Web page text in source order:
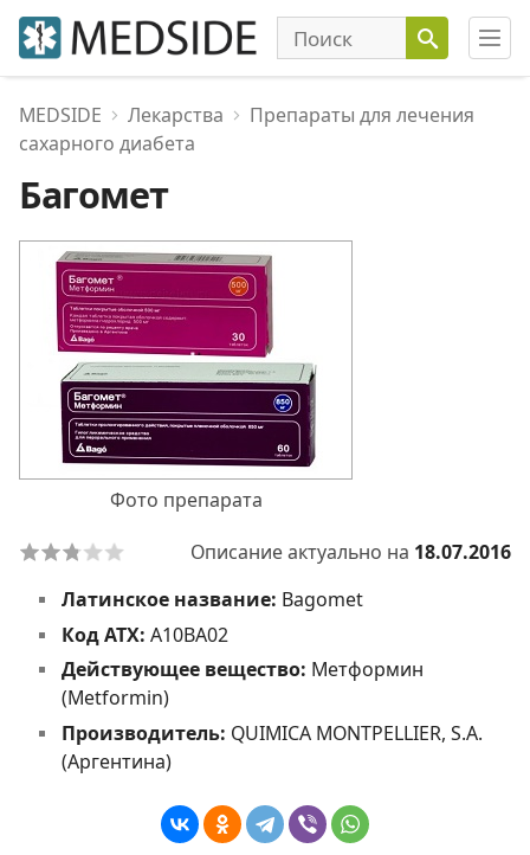
MEDSIDE Лекарства
Препараты для лечения
сахарного диабета
Багомет
Фото препарата
Описание актуально на 18.07.2016
Латинское название: Bagomet
Код АТХ: A10BA02
Действующее вещество: Метформин
(Metformin)
Производитель: QUIMICA MONTPELLIER, S.A.
(Аргентина)